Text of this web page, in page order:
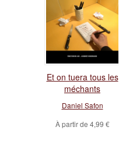
Et on tuera tous les
méchants
Daniel Safon
À partir de 4,99 €